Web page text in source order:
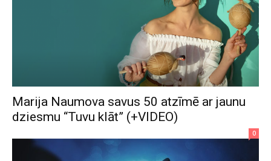
Marija Naumova savus 50 atzīmē ar jaunu
dziesmu “Tuvu klāt” (+VIDEO)
0